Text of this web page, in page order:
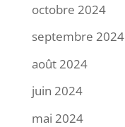
octobre 2024
septembre 2024
août 2024
juin 2024
mai 2024